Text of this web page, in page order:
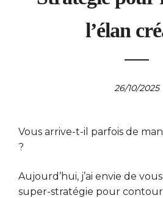
l’élan
26/10/2025
Vous arrive-t-il parfois de
?
Aujourd’hui, j’ai envie de
super-stratégie pour